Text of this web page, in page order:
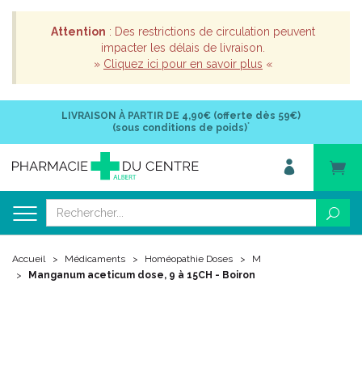
Attention : Des restrictions de circulation peuvent
impacter les délais de livraison.
» Cliquez ici pour en savoir plus «
LIVRAISON À PARTIR DE 4,90€ (offerte dès 59€)
(sous conditions de poids)*
Accueil Médicaments Homéopathie Doses
M
Manganum aceticum dose, 9 à 15CH - Boiron